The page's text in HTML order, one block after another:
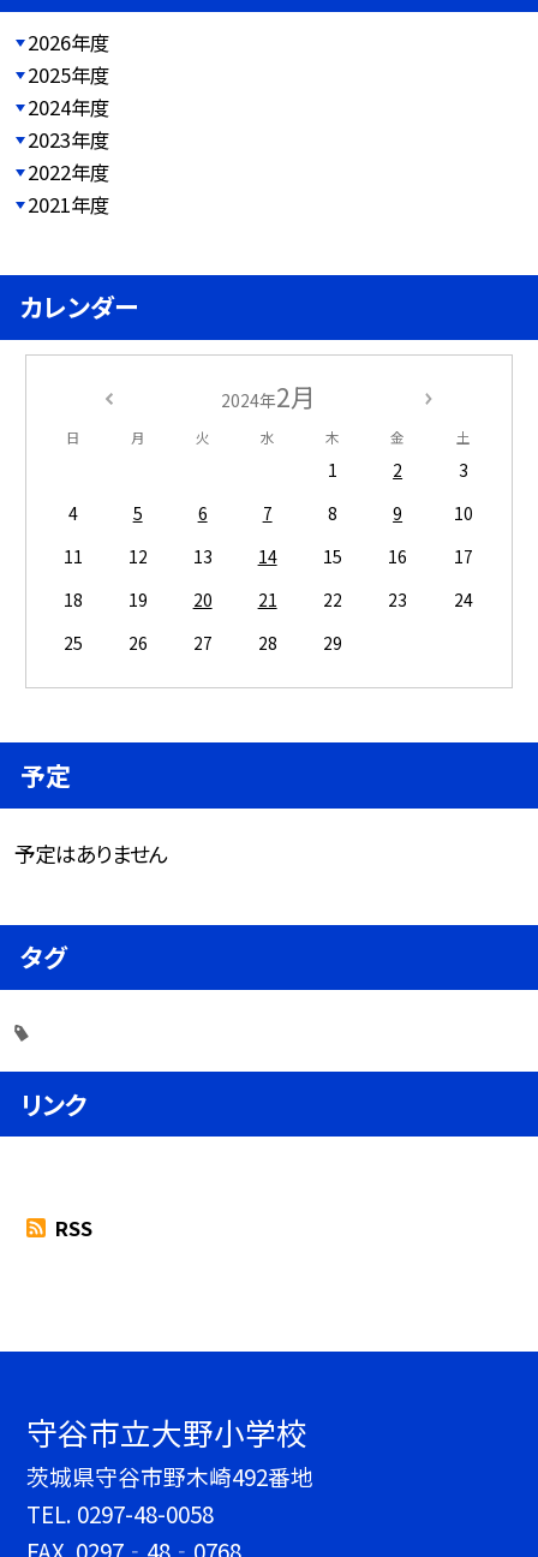
2026年度
2025年度
2024年度
2023年度
2022年度
2021年度
カレンダー
2024年2月
日 月 火 水 木 金 土
1 2
3
4
5 6 7 8 9
10
11
12 13 14 15 16
17
18
19 20 21 22 23
24
25
26 27 28 29
予定
予定はありません
タグ
リンク
RSS
守谷市立大野小学校
茨城県守谷市野木崎492番地
TEL. 0297-48-0058